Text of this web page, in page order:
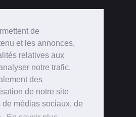
de
et les annonces,
relatives aux
notre trafic.
des
de notre site
médias sociaux, de
Perdu ?
le plan du site!